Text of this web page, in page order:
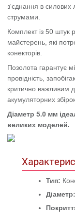
з'єднання в силових
струмами.
Комплект із 50 штук
майстерень, які
конекторів.
Позолота гарантує
провідність,
критично важливим
акумуляторних
Діаметр 5.0 мм
великих моделей.
Тип:
Діаметр: